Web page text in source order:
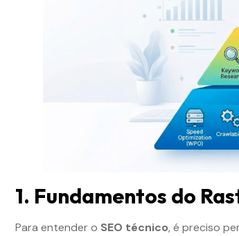
1. Fundamentos do
Para entender o SEO técnico, é preciso